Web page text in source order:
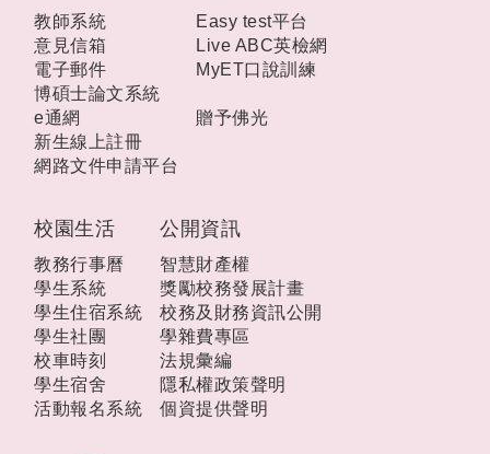
校園生活
教務行事曆
學生系統
學生住宿系統
學生社團
校車時刻
學生宿舍
活動報名系統
公開資訊
智慧財產權
獎勵校務發展計畫
校務及財務資訊公開
學雜費專區
法規彙編
隱私權政策聲明
個資提供聲明
教師系統
意見信箱
電子郵件
博碩士論文系統
e通網
新生線上註冊
網路文件申請平台
Easy test平台
Live ABC英檢網
MyET口說訓練
贈予佛光